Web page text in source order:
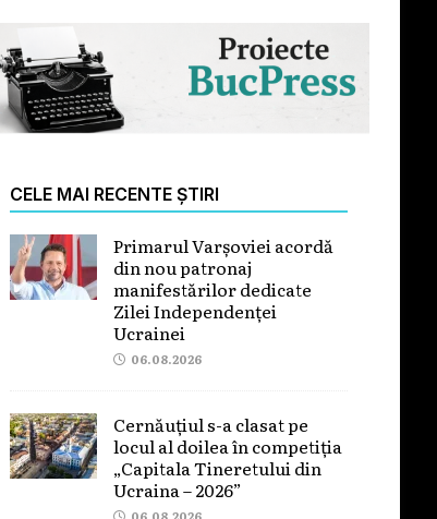
CELE MAI RECENTE ȘTIRI
Primarul Varșoviei acordă
din nou patronaj
manifestărilor dedicate
Zilei Independenței
Ucrainei
06.08.2026
Cernăuțiul s-a clasat pe
locul al doilea în competiția
„Capitala Tineretului din
Ucraina – 2026”
06.08.2026